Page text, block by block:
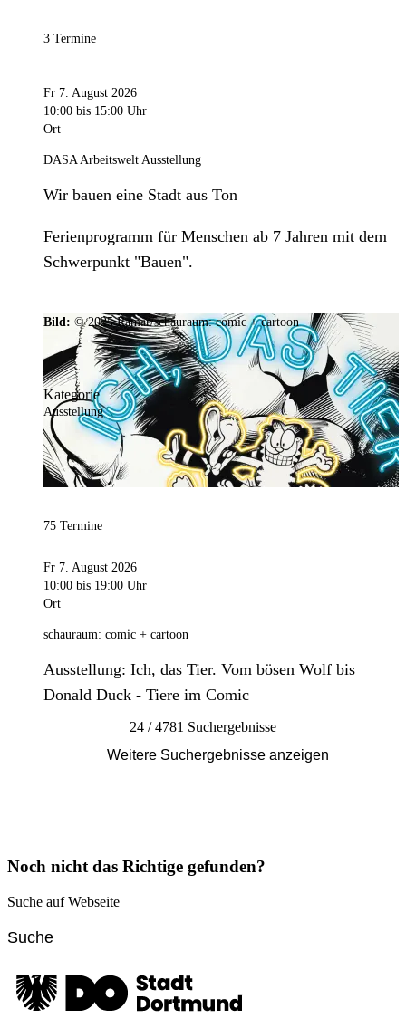
3 Termine
Fr 7. August 2026
10:00 bis 15:00 Uhr
Ort
DASA Arbeitswelt Ausstellung
Wir bauen eine Stadt aus Ton
Ferienprogramm für Menschen ab 7 Jahren mit dem
Schwerpunkt "Bauen".
Bild: © 2025 Ramar/schauraum: comic + cartoon
Kategorie
Ausstellung
75 Termine
Fr 7. August 2026
10:00 bis 19:00 Uhr
Ort
schauraum: comic + cartoon
Ausstellung: Ich, das Tier. Vom bösen Wolf bis
Donald Duck - Tiere im Comic
24 / 4781 Suchergebnisse
Weitere Suchergebnisse anzeigen
Noch nicht das Richtige gefunden?
Suche auf Webseite